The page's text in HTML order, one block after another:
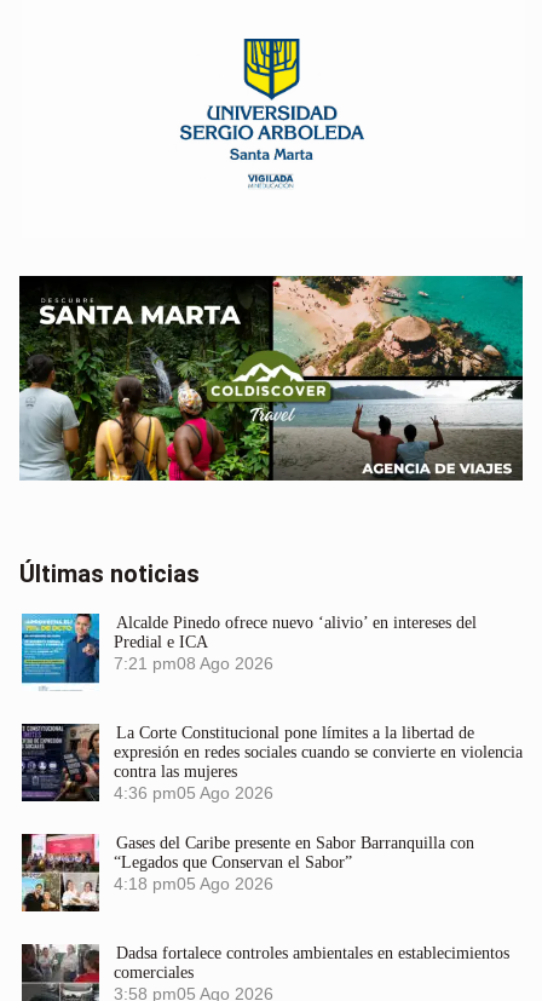
Últimas noticias
Alcalde Pinedo ofrece nuevo ‘alivio’ en intereses del
Predial e ICA
7:21 pm08 Ago 2026
La Corte Constitucional pone límites a la libertad de
expresión en redes sociales cuando se convierte en violencia
contra las mujeres
4:36 pm05 Ago 2026
Gases del Caribe presente en Sabor Barranquilla con
“Legados que Conservan el Sabor”
4:18 pm05 Ago 2026
Dadsa fortalece controles ambientales en establecimientos
comerciales
3:58 pm05 Ago 2026